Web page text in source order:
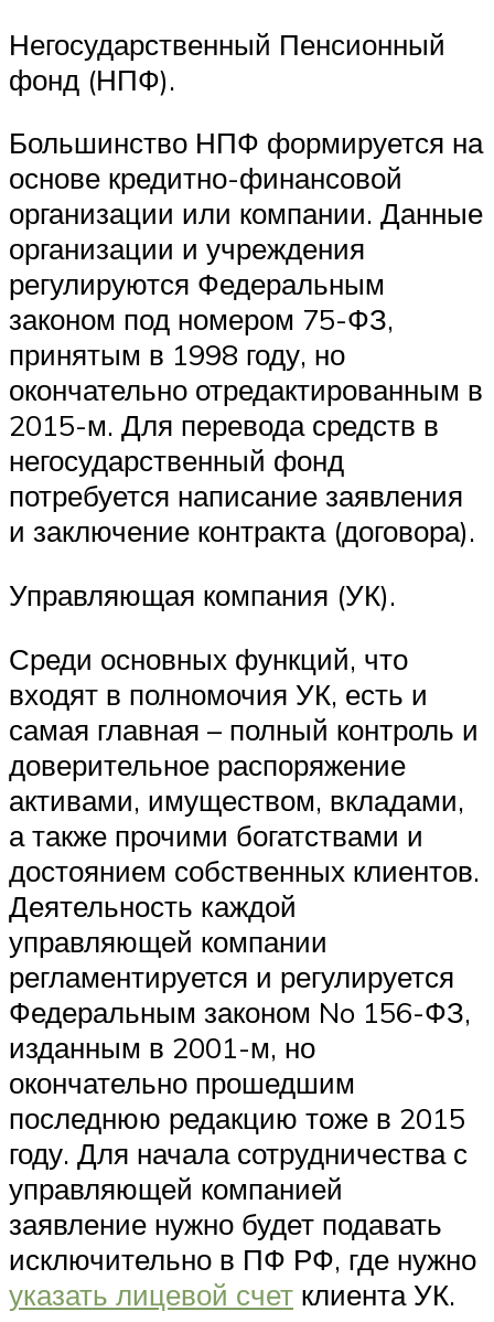
Негосударственный Пенсионный
фонд (НПФ).
Большинство НПФ формируется на
основе кредитно-финансовой
организации или компании. Данные
организации и учреждения
регулируются Федеральным
законом под номером 75-ФЗ,
принятым в 1998 году, но
окончательно отредактированным в
2015-м. Для перевода средств в
негосударственный фонд
потребуется написание заявления
и заключение контракта (договора).
Управляющая компания (УК).
Среди основных функций, что
входят в полномочия УК, есть и
самая главная – полный контроль и
доверительное распоряжение
активами, имуществом, вкладами,
а также прочими богатствами и
достоянием собственных клиентов.
Деятельность каждой
управляющей компании
регламентируется и регулируется
Федеральным законом No 156-ФЗ,
изданным в 2001-м, но
окончательно прошедшим
последнюю редакцию тоже в 2015
году. Для начала сотрудничества с
управляющей компанией
заявление нужно будет подавать
исключительно в ПФ РФ, где нужно
указать лицевой счет клиента УК.